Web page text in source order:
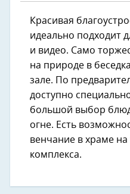
Красивая
идеально подходит
и видео. Само
на природе в
зале. По
доступно
большой выбор
огне. Есть
венчание в храме
комплекса.